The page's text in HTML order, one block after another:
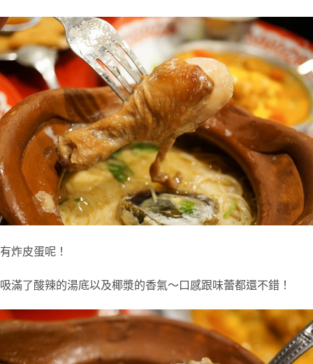
有炸皮蛋呢！
吸滿了酸辣的湯底以及椰漿的香氣～口感跟味蕾都還不錯！